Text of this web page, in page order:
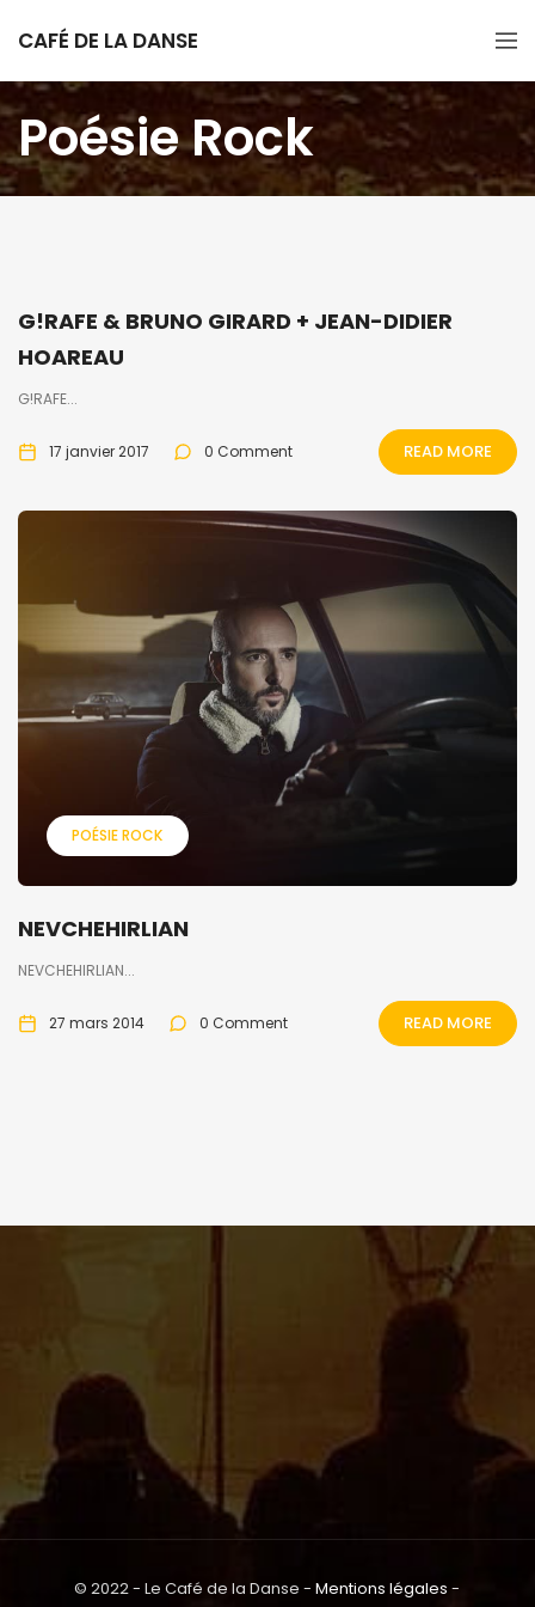
CAFÉ DE LA DANSE
Poésie Rock
G!RAFE & BRUNO GIRARD + JEAN-DIDIER
HOAREAU
G!RAFE...
17 janvier 2017 0 Comment READ MORE
POÉSIE ROCK
NEVCHEHIRLIAN
NEVCHEHIRLIAN...
27 mars 2014 0 Comment READ MORE
© 2022 - Le Café de la Danse -Mentions légales -